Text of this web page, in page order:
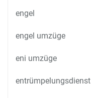
engel
engel umzüge
eni umzüge
entrümpelungsdienst